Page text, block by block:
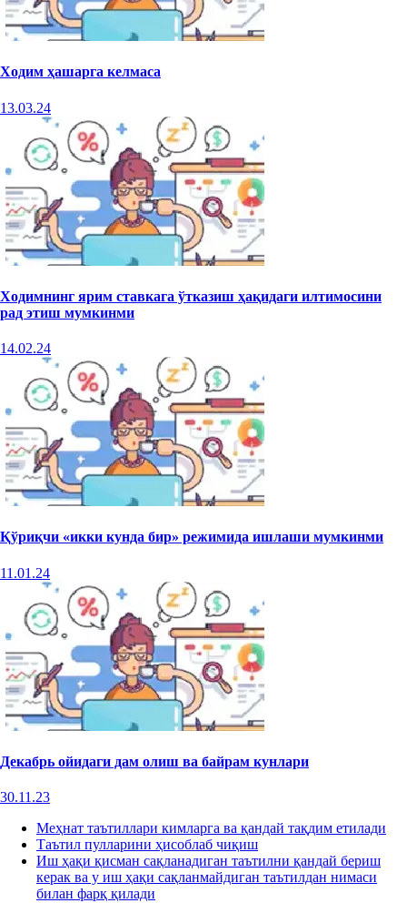
Ходим ҳашарга келмаса
13.03.24
Ходимнинг ярим ставкага ўтказиш ҳақидаги илтимосини
рад этиш мумкинми
14.02.24
Қўриқчи «икки кунда бир» режимида ишлаши мумкинми
11.01.24
Декабрь ойидаги дам олиш ва байрам кунлари
30.11.23
Меҳнат таътиллари кимларга ва қандай тақдим етилади
Таътил пулларини ҳисоблаб чиқиш
Иш ҳақи қисман сақланадиган таътилни қандай бериш
керак ва у иш ҳақи сақланмайдиган таътилдан нимаси
билан фарқ қилади